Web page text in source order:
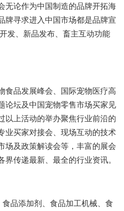
无论作为中国制造的品牌开拓海
牌寻求进入中国市场都是品牌宣
发、新品发布、畜主互动功能
食品发展峰会、国际宠物医疗高
论坛及中国宠物零售市场买家见
以上活动的举办聚焦行业前沿的
业买家对接会、现场互动的技术
场及政策解读会等，丰富的展会
传递最新、最全的行业资讯。
品添加剂、食品加工机械、食